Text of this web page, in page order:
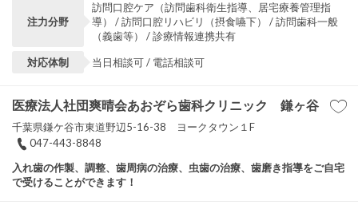
注力分野
訪問口腔ケア（訪問歯科衛生指導、居宅療養管理指
導） / 訪問口腔リハビリ（摂食嚥下） / 訪問歯科一般
（義歯等） / 診療情報連携共有
対応体制 当日相談可 / 電話相談可
医療法人社団爽晴会あおぞら歯科クリニック 鎌ヶ谷
千葉県鎌ケ谷市東道野辺5-16-38 ヨークタウン１F
047-443-8848
入れ歯の作製、調整、歯周病の治療、虫歯の治療、歯磨き指導をご自宅
で受けることができます！